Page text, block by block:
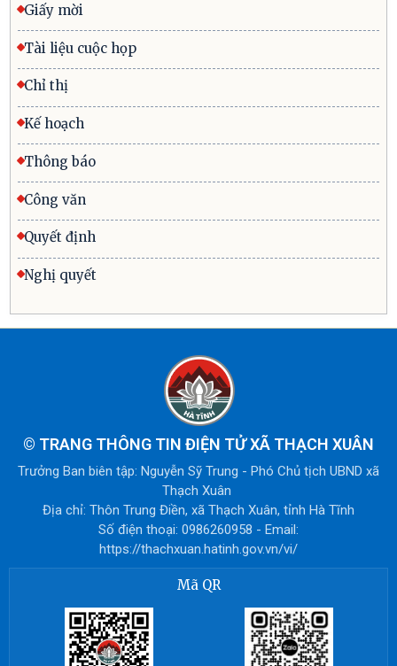
Giấy mời
Tài liệu cuộc họp
Chỉ thị
Kế hoạch
Thông báo
Công văn
Quyết định
Nghị quyết
© TRANG THÔNG TIN ĐIỆN TỬ XÃ THẠCH XUÂN
Trưởng Ban biên tập: Nguyễn Sỹ Trung - Phó Chủ tịch UBND xã
Thạch Xuân
Địa chỉ: Thôn Trung Điền, xã Thạch Xuân, tỉnh Hà Tĩnh
Số điện thoại: 0986260958 - Email:
https://thachxuan.hatinh.gov.vn/vi/
Mã QR